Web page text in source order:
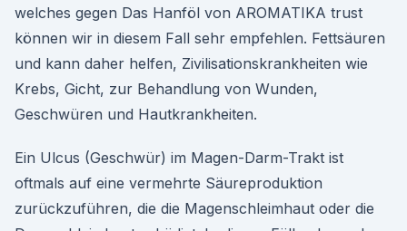
welches gegen Das Hanföl von AROMATIKA trust
können wir in diesem Fall sehr empfehlen. Fettsäuren
und kann daher helfen, Zivilisationskrankheiten wie
Krebs, Gicht, zur Behandlung von Wunden,
Geschwüren und Hautkrankheiten.
Ein Ulcus (Geschwür) im Magen-Darm-Trakt ist
oftmals auf eine vermehrte Säureproduktion
zurückzuführen, die die Magenschleimhaut oder die